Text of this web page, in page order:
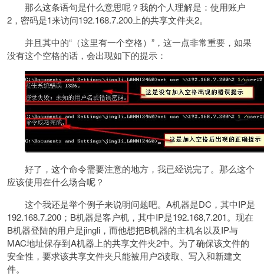
那么这条语句是什么意思呢？我的个人理解是：使用账户
2，密码是1来访问192.168.7.200上的共享文件夹2。
并且其中的“（这里有一个空格）”，这一点非常重要，如果
没有这个空格的话，会出现如下的提示：
好了，这个命令需要注意的地方，我已经说完了。那么这个
应该使用在什么场合呢？
这个我还是举个例子来说明问题吧。A机器是DC，其中IP是
192.168.7.200；B机器是客户机，其中IP是192.168,7.201。现在
B机器登陆的用户是jingli，而他想把B机器的主机名以及IP与
MAC地址保存到A机器上的共享文件夹2中。为了确保该文件的
安全性，要求该共享文件夹只能被用户2读取、写入和新建文
件。